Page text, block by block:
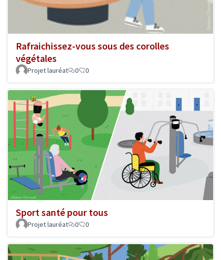
Rafraichissez-vous sous des corolles
végétales
Projet lauréat 0 0
Sport santé pour tous
Projet lauréat 0 0